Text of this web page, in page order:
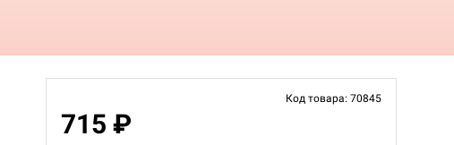
Код товара: 70845
715 ₽